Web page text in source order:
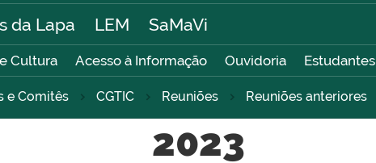
da Lapa LEM SaMaVi
Cultura Acesso à Informação Ouvidoria Estudantes
e Comitês CGTIC Reuniões Reuniões anteriores
2023